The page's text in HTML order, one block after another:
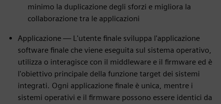
minimo la duplicazione degli sforzi e migliora la
collaborazione tra le applicazioni
Applicazione — L'utente finale sviluppa l'applicazione
software finale che viene eseguita sul sistema operativo,
utilizza o interagisce con il middleware e il firmware ed è
l'obiettivo principale della funzione target dei sistemi
integrati. Ogni applicazione finale è unica, mentre i
sistemi operativi e il firmware possono essere identici da